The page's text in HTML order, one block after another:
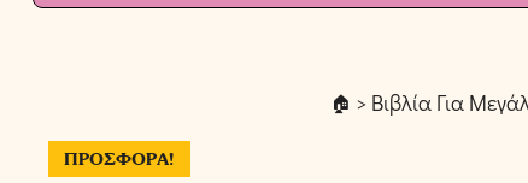
> Βιβλία Για
ΠΡΟΣΦΟΡΆ!